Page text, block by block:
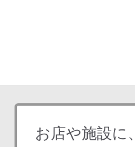
お店や施設に、